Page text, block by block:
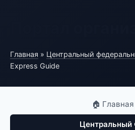
Главная » Центральный
Express Guide
🏠 Главная